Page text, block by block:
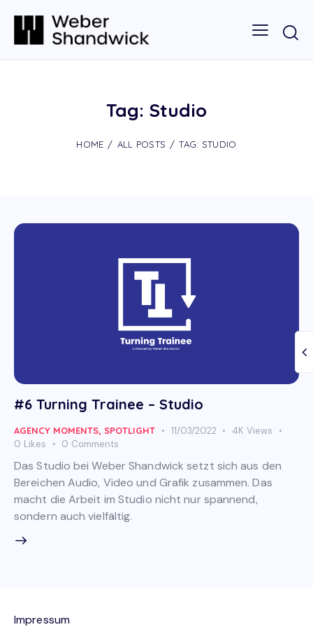
Tag: Studio
HOME ALL POSTS TAG: STUDIO
#6 Turning Trainee – Studio
AGENCY MOMENTS, SPOTLIGHT 11/03/2022 4K Views
0 Likes 0 Comments
Das Studio bei Weber Shandwick setzt sich aus den
Bereichen Audio, Video und Grafik zusammen. Das
macht die Arbeit im Studio nicht nur spannend,
sondern auch vielfältig.
Impressum